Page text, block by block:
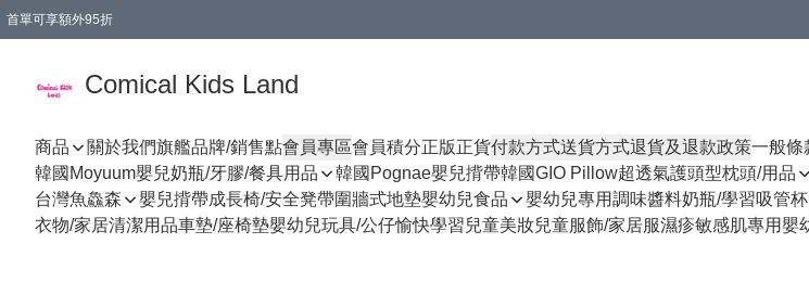
首單可享額外95折
Comical Kids Land
商品 關於我們旗艦品牌/銷售點會員專區會員積分正版正貨付款方式送貨方式退貨及退款政策一般條
韓國Moyuum嬰兒奶瓶/牙膠/餐具用品
韓國Pognae嬰兒揹帶韓國GIO Pillow超透氣護頭型枕頭/用品
台灣魚鱻森
嬰兒揹帶成長椅/安全凳帶圍牆式地墊嬰幼兒食品 嬰幼兒專用調味醬料奶瓶/學習吸管杯
衣物/家居清潔用品車墊/座椅墊嬰幼兒玩具/公仔愉快學習兒童美妝兒童服飾/家居服濕疹敏感肌專用嬰